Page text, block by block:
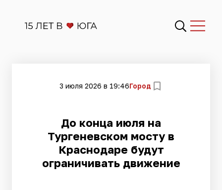
3 июля 2026 в 19:46Город
До конца июля на
Тургеневском мосту в
Краснодаре будут
ограничивать движение